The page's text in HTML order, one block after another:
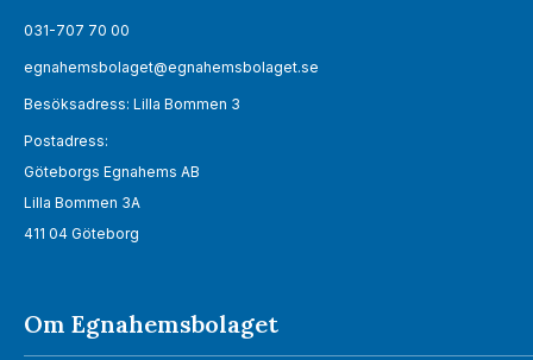
031-707 70 00
egnahemsbolaget@egnahemsbolaget.se
Besöksadress: Lilla Bommen 3
Postadress:
Göteborgs Egnahems AB
Lilla Bommen 3A
411 04 Göteborg
Om Egnahemsbolaget